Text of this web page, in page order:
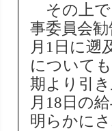
その上で
事委員会
月1日に遡
について
期より引
月18日の
明らかに